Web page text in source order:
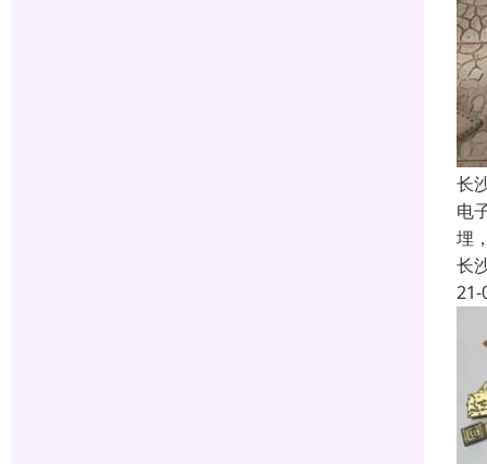
长
电
埋
长
21-